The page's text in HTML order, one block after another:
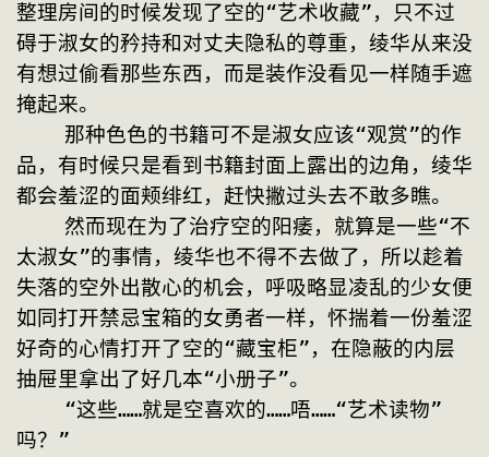
整理房间的时候发现了空的“艺术收藏”，只不过
碍于淑女的矜持和对丈夫隐私的尊重，绫华从来没
有想过偷看那些东西，而是装作没看见一样随手遮
掩起来。
品，有时候只是看到书籍封面上露出的边角，绫华
都会羞涩的面颊绯红，赶快撇过头去不敢多瞧。
太淑女”的事情，绫华也不得不去做了，所以趁着
失落的空外出散心的机会，呼吸略显凌乱的少女便
如同打开禁忌宝箱的女勇者一样，怀揣着一份羞涩
好奇的心情打开了空的“藏宝柜”，在隐蔽的内层
抽屉里拿出了好几本“小册子”。
吗？”